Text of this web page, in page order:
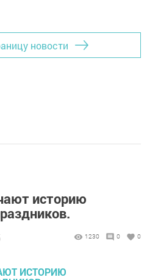
новости
историю
1230 0 0